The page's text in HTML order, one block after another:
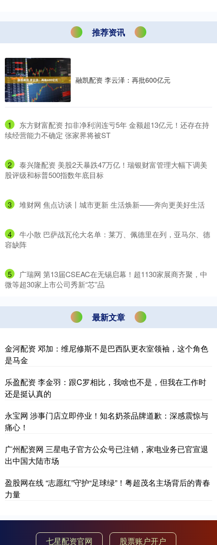
推荐资讯
融凯配资 李云泽：再批600亿元
1
​东方财富配资 扣非净利润连亏5年 金额超13亿元！还存在持
续经营能力不确定 张家界将被ST
2
​泰兴隆配资 美股2天暴跌47万亿！瑞银财富管理大幅下调美
股评级和标普500指数年底目标
3 ​堆财网 焦点访谈丨城市更新 生活焕新——奔向更美好生活
4
​牛小散 巴萨战瓦伦大名单：莱万、佩德里在列，亚马尔、德
容缺阵
5
​广瑞网 第13届CSEAC在无锡启幕！超1130家展商齐聚，中
微等超30家上市公司秀新“芯”品
最新文章
金河配资 邓加：维尼修斯不是巴西队更衣室领袖，这个角色
是马金
乐盈配资 李金羽：跟C罗相比，我啥也不是，但我在工作时
还是挺认真的
永宝网 涉事门店立即停业！知名奶茶品牌道歉：深感震惊与
痛心！
广州配资网 三星电子官方公众号已注销，家电业务已官宣退
出中国大陆市场
盈股网在线 “志愿红”守护“足球绿”！粤超茂名主场背后的青春
力量
七星配资官网 股票账户开户